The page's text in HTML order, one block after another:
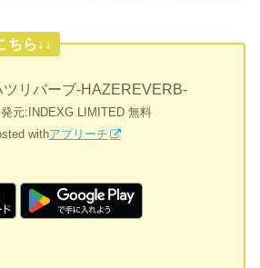
ちら↓↓
ツリバーブ-HAZEREVERB-
元: INDEXG LIMITED 無料
withアプリーチ